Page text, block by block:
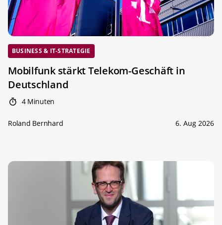
BUSINESS & IT-STRATEGIE
Mobilfunk stärkt Telekom-Geschäft in
Deutschland
4 Minuten
Roland Bernhard 6. Aug 2026